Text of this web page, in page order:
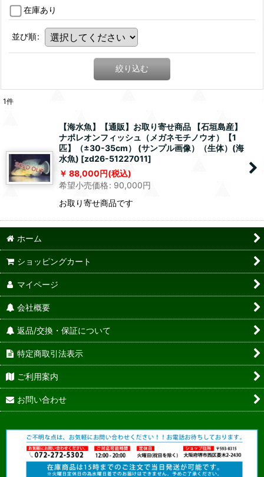
在庫あり
並び順:
絞り込む
1件
【海水魚】【通販】お取り寄せ商品 【石垣島産】
ナポレオンフィッシュ（メガネモチノウオ）【1
匹】（±30-35cm） (サンプル画像）（生体）(海
水魚) [zd26-51227011]
88,000円(税込)
希望小売価格: 90,000円
お取り寄せ商品です
ホーム
ショッピングカート
マイページ
会社概要
返品/交換・保証について
特定商取引法表示
ご利用案内
お問い合わせ